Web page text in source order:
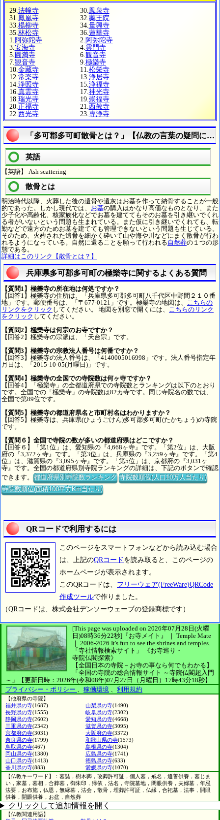
29. 法幢寺 30. 鳳泉寺
31. 鳳凰寺 32. 藥王院
33. 楊柳寺 34. 量興寺
35. 林松寺 36. 蓮華寺
1. 阿弥陀寺 2. 阿弥陀寺
3. 安海寺 4. 雲門寺
5. 圓満寺 6. 観音寺
7. 観音寺 9. 極樂寺
10. 金藏寺 11. 松栄寺
12. 常楽寺 13. 浄居寺
14. 浄照寺 15. 浄福寺
16. 真霊寺 17. 神光寺
18. 瑞光寺 19. 崇福寺
20. 正福寺 21. 西教寺
22. 西光寺 23. 専浄寺
「多可郡多可町散骨とは？」【仏教の言葉の疑問に答
英語
【英語】 Ash scattering
散骨とは
明治時代以降、火葬した後の遺骨や遺灰はお墓を作って納骨することが一般
的であった。しかし現代では、 お墓の購入はかなり高価なものとなり、また
少子化や高齢化、核家族化などでお墓を建ててもそのお墓を引き継いでくれ
る者がいないという問題も生まれている。また仮に引き継いでくれても、転
勤などで遠方のためお墓を建てても管理できないという問題も生じている。
そのため、火葬された遺骨を細かく砕いて山や海や川などにまく散骨が行わ
れるようになっている。自然に還ることを願って行われる自然葬の１つの形
態である。
詳細はこのリンク【散骨とは？】
兵庫県多可郡多可町の極樂寺に関するよくある質問
【質問1】極樂寺の所在地は何処ですか？
【回答1】極樂寺の住所は、「兵庫県多可郡多可町八千代区中野間２１０番
地」です。郵便番号は、「〒677-0121」です。極樂寺の地図は、 こちらの
リンクをクリック してください。 地図を別窓で開くには、 こちらのリンク
をクリック してください。
【質問2】極樂寺は何宗のお寺ですか？
【回答2】極樂寺の宗派は、「天台宗」です。
【質問3】極樂寺の宗教法人番号は何番ですか？
【回答3】極樂寺の法人番号は、「4140005016998」です。法人番号指定年
月日は、「2015-10-05(月曜日)」です。
【質問4】極樂寺の全国での寺院数は何ヶ寺ですか？
【回答4】「極樂寺」の全都道府県での寺院数とランキングは以下のとおり
です。全国での「極樂寺」の寺院数は82カ寺です。同じ寺院名の数では、
全国で第89位です。
【質問5】極樂寺の都道府県名と市町村名はわかりますか？
【回答5】極樂寺は、兵庫県(ひょうごけん)多可郡多可町(たかちょう)の寺院
です。
【質問６】全国で寺院の数が多いの都道府県はどこですか？
【回答６】「第1位」は、愛知県の『4,668ヶ寺』です。「第2位」は、大阪
府の『3,372ヶ寺』です。「第3位」は、兵庫県の『3,259ヶ寺』です。「第4
位」は、滋賀県の『3,095ヶ寺』です。「第5位」は、京都府の『3,031ヶ
寺』です。全国の都道府県別寺院ランキングの詳細は、下記のボタンで確認
できます。都道府県別寺院数ランキング 寺院数順位(人口10万人当たり)
寺院数順位(面積100平方Km当たり)
QRコードで利用するには
このページをスマートフォンなどから読み込む場合
は、上記のQRコード を読み取ると、このページの
ホームページが表示されます。
このQRコードは、 フリーウェア(FreeWare)QRCode
作成ツールで作りました。
（QRコードは、株式会社デンソーウェーブの登録商標です）
[This page was uploaded on 2026年07月28日(火曜
日)08時36分22秒] 『お寺メイト』 ｜ Temple Mate
｜ 2006-2026 It's fun to see the shrines and temples.
「寺社情報検索サイト」
《お寺巡り・
寺院仏閣探索》
【全国日本の寺院－お寺の事なら何でもわかる】
「全国の寺院の総合情報サイト ～寺院仏閣超入門
～」
【更新日時：2026年(令和08年)07月27日（月曜日）17時43分18秒】
プライバシー・ポリシー 、 稼働環境 、 利用規約
【他府県の寺院】
福井県の寺(1687) 山梨県の寺(1490)
長野県の寺(1555) 岐阜県の寺(2302)
静岡県の寺(2602) 愛知県の寺(4668)
三重県の寺(2342) 滋賀県の寺(3095)
京都府の寺(3031) 大阪府の寺(3372)
奈良県の寺(1799) 和歌山県の寺(1573)
鳥取県の寺(467) 島根県の寺(1304)
岡山県の寺(1380) 広島県の寺(1741)
山口県の寺(1413) 徳島県の寺(633)
香川県の寺(883) 愛媛県の寺(1070)
【仏教キーワード】：墓誌，樹木葬，改葬許可証，個人墓，戒名，追善供養，墓じま
い，家墓，墓相，合葬墓，御朱印，帰依，法名，寺院墓地，閉眼供養，夫婦墓，年忌
法要，お布施，仏恩，無縁墓，法会，散骨，埋葬許可証，仏縁，合祀墓，法事，開眼
供養，開眼供養，お盆，自然葬
クリックして追加情報を開く
【仏教関連用語】